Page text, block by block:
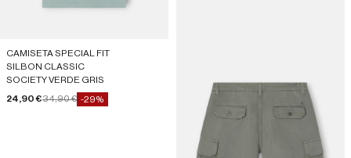
CAMISETA SPECIAL FIT
SILBON CLASSIC
SOCIETY VERDE GRIS
Precio de oferta
24,90 €Precio normal
34,90 € -29%